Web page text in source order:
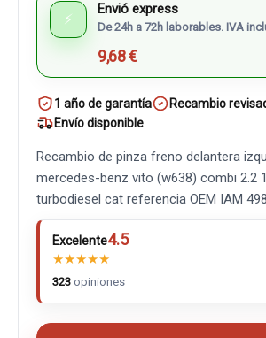
⚡
Envió express
De 24h a 72h laborables. IVA
9,68 €
1 año de garantía
Recambio
Envío disponible
Recambio de pinza freno delantera
mercedes-benz vito (w638) combi 2.2
turbodiesel cat referencia OEM IAM
Excelente4.5
★★★★★
323 opiniones